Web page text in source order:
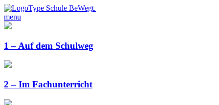
menu
1 – Auf dem Schulweg
2 – Im Fachunterricht